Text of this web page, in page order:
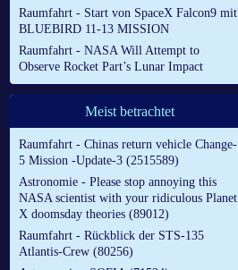
Raumfahrt - Start von SpaceX Falcon9 mit
BLUEBIRD 11-13 MISSION
Raumfahrt - NASA Will Attempt to
Observe Rocket Part’s Lunar Impact
Meist betrachtet
Raumfahrt - Chinas return vehicle Change-
5 Mission -Update-3 (2515589)
Astronomie - Please stop annoying this
NASA scientist with your ridiculous Planet
X doomsday theories (89012)
Raumfahrt - Rückblick der STS-135
Atlantis-Crew (80256)